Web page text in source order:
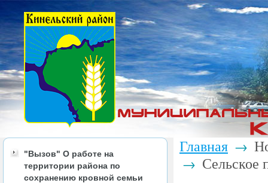
"Вызов" О работе на
территории района по
сохранению кровной семьи
Главная →
→ Сельское